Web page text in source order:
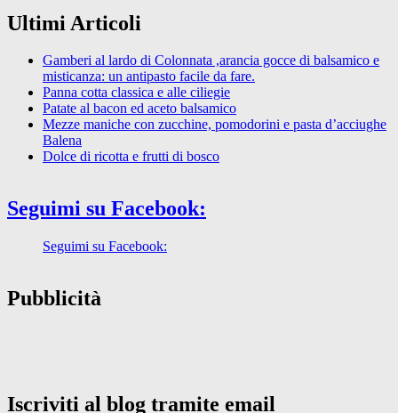
Ultimi Articoli
Gamberi al lardo di Colonnata ,arancia gocce di balsamico e
misticanza: un antipasto facile da fare.
Panna cotta classica e alle ciliegie
Patate al bacon ed aceto balsamico
Mezze maniche con zucchine, pomodorini e pasta d’acciughe
Balena
Dolce di ricotta e frutti di bosco
Seguimi su Facebook:
Seguimi su Facebook:
Pubblicità
Iscriviti al blog tramite email